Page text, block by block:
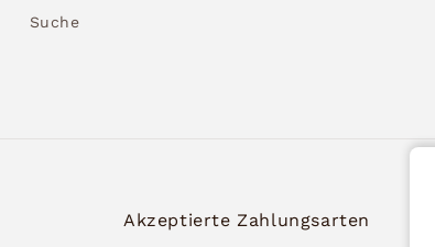
Suche
Akzeptierte Zahlungsarten